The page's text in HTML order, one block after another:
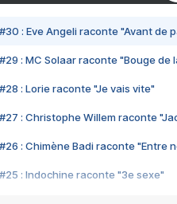
#30 : Eve Angeli raconte "Avant de
#29 : MC Solaar raconte "Bouge de
#28 : Lorie raconte "Je vais vite"
#27 : Christophe Willem raconte
#26 : Chimène Badi raconte "Entre
#25 : Indochine raconte "3e sexe"